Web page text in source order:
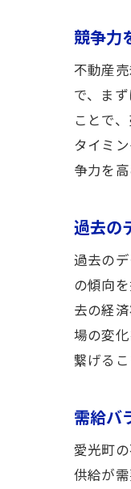
競争力
不動産
で、ま
ことで
タイミ
争力を
過去の
過去の
の傾向
去の経
場の変
繋げるこ
需給バ
愛光町
供給が